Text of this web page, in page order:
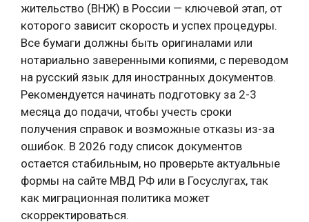
жительство (ВНЖ) в России — ключевой этап, от
которого зависит скорость и успех процедуры.
Все бумаги должны быть оригиналами или
нотариально заверенными копиями, с переводом
на русский язык для иностранных документов.
Рекомендуется начинать подготовку за 2-3
месяца до подачи, чтобы учесть сроки
получения справок и возможные отказы из-за
ошибок. В 2026 году список документов
остается стабильным, но проверьте актуальные
формы на сайте МВД РФ или в Госуслугах, так
как миграционная политика может
скорректироваться.